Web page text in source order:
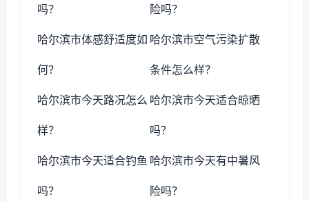
吗？ 险吗？
哈尔滨市体感舒适度如
何？
哈尔滨市空气污染扩散
条件怎么样？
哈尔滨市今天路况怎么
样？
哈尔滨市今天适合晾晒
吗？
哈尔滨市今天适合钓鱼
吗？
哈尔滨市今天有中暑风
险吗？